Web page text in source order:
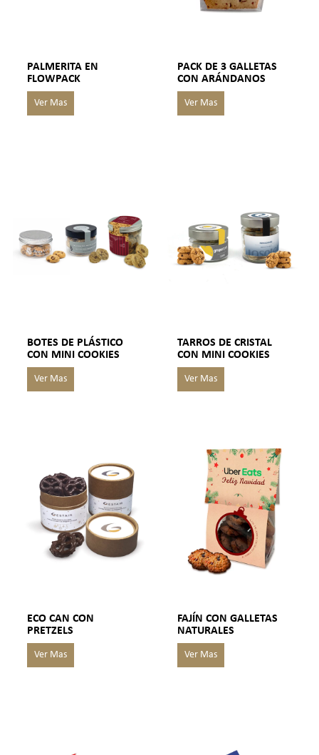
PALMERITA EN
FLOWPACK
PACK DE 3 GALLETAS
CON ARÁNDANOS
BOTES DE PLÁSTICO
CON MINI COOKIES
TARROS DE CRISTAL
CON MINI COOKIES
ECO CAN CON
PRETZELS
FAJÍN CON GALLETAS
NATURALES